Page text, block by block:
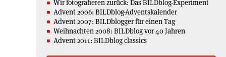
Wir fotografieren zurück: Das BILDblog-Experiment
Advent 2006: BILDblog-Adventskalender
Advent 2007: BILDblogger für einen Tag
Weihnachten 2008: BILDblog vor 40 Jahren
Advent 2011: BILDblog classics